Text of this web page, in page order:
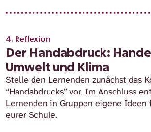
4. Reflexion
Der Handabdruck:
Umwelt und Klima
Stelle den Lernenden zunächst das
“Handabdrucks” vor. Im Anschluss
Lernenden in Gruppen eigene Ideen
eurer Schule.